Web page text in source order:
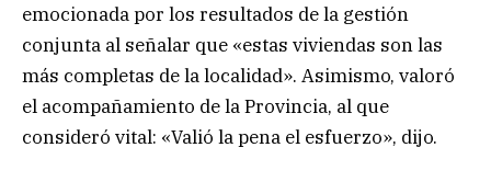
emocionada por los resultados de la gestión
conjunta al señalar que «estas viviendas son las
más completas de la localidad». Asimismo, valoró
el acompañamiento de la Provincia, al que
consideró vital: «Valió la pena el esfuerzo», dijo.